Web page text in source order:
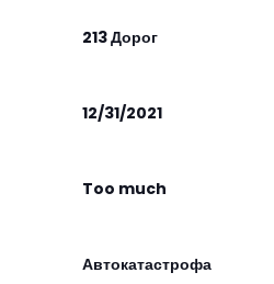
213 Дорог
12/31/2021
Too much
Автокатастрофа